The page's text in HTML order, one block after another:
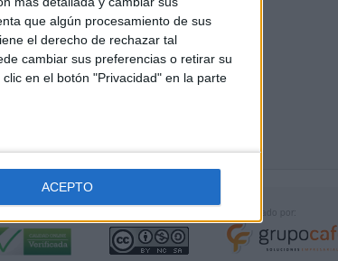
que algún procesamiento de sus
el derecho de rechazar tal
cambiar sus preferencias o retirar su
en el botón "Privacidad" en la parte
ACEPTO